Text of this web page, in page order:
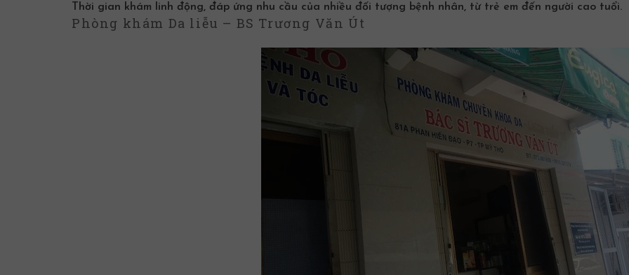
Thời gian khám linh động, đáp ứng nhu cầu của nhiều đối tượng bệnh nhân, từ trẻ em đến người cao tuổi.
Phòng khám Da liễu – BS Trương Văn Út